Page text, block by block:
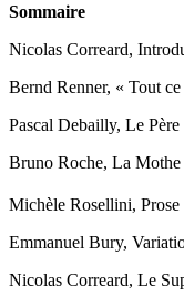
Sommaire
Nicolas Correard,
Bernd Renner, « Tout
Pascal Debailly, Le
Bruno Roche, La Mothe
Michèle Rosellini, Prose
Emmanuel Bury,
Nicolas Correard, Le